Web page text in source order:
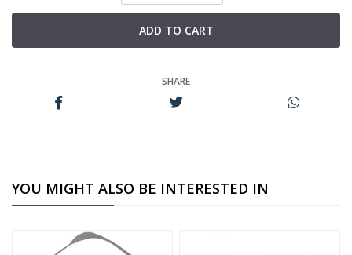
SHARE
YOU MIGHT ALSO BE INTERESTED IN